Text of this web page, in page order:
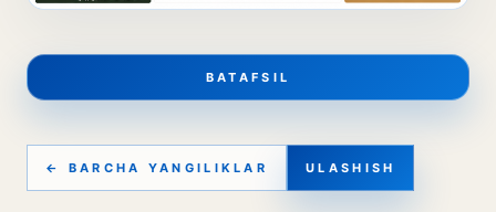
BATAFSIL
← BARCHA YANGILIKLAR ULASHISH